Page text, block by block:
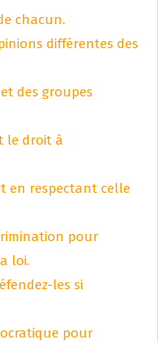
chacun.
différentes des
des groupes
le droit à
en respectant celle
pour
loi.
les si
pour